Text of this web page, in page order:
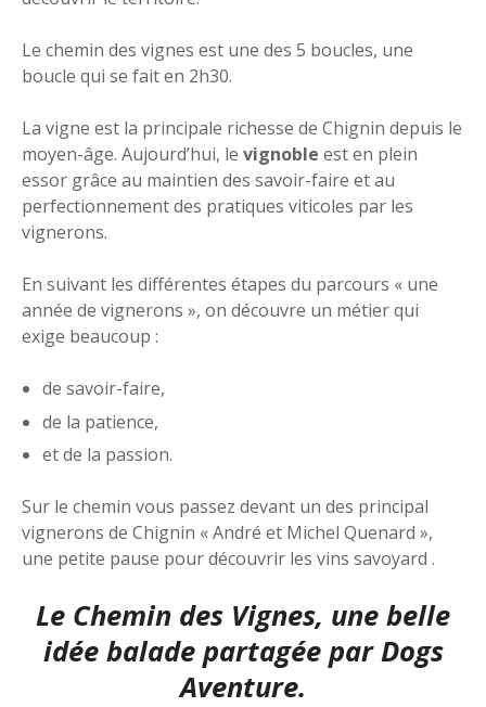
Le chemin des vignes est une des 5 boucles, une
boucle qui se fait en 2h30.
La vigne est la principale richesse de Chignin depuis le
moyen-âge. Aujourd’hui, le vignoble est en plein
essor grâce au maintien des savoir-faire et au
perfectionnement des pratiques viticoles par les
vignerons.
En suivant les différentes étapes du parcours « une
année de vignerons », on découvre un métier qui
exige beaucoup :
de savoir-faire,
de la patience,
et de la passion.
Sur le chemin vous passez devant un des principal
vignerons de Chignin « André et Michel Quenard »,
une petite pause pour découvrir les vins savoyard .
Le Chemin des Vignes, une belle
idée balade partagée parDogs
Aventure.